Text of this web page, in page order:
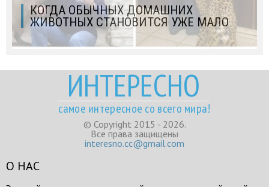
КОГДА ОБЫЧНЫХ ДОМАШНИХ
ЖИВОТНЫХ СТАНОВИТСЯ УЖЕ МАЛО
ИНТЕРЕСНО
самое интересное со всего мира!
© Copyright 2015 - 2026.
Все права защищены
interesno.cc@gmail.com
О НАС